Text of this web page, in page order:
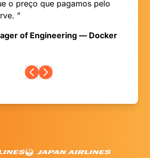
o preço que pagamos pelo
”
of Engineering — Docker